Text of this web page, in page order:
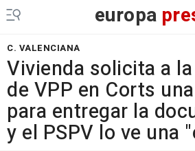
europa
C. VALENCIANA
Vivienda solicita a
de VPP en Corts
para entregar la
y el PSPV lo ve una